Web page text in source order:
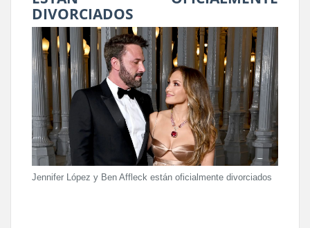
DIVORCIADOS
Jennifer López y Ben Affleck están oficialmente divorciados